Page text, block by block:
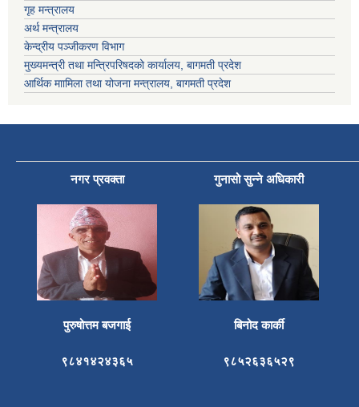
गृह मन्त्रालय
अर्थ मन्त्रालय
केन्द्रीय पञ्जीकरण विभाग
मुख्यमन्त्री तथा मन्त्रिपरिषदको कार्यालय, बागमती प्रदेश
आर्थिक माामिला तथा योजना मन्त्रालय, बागमती प्रदेश
नगर प्रवक्ता गुनासो सुन्ने अधिकारी
पुरुषोत्तम बजगाई बिनोद कार्की
९८४१४२४३६५ ९८५२६३६५२९